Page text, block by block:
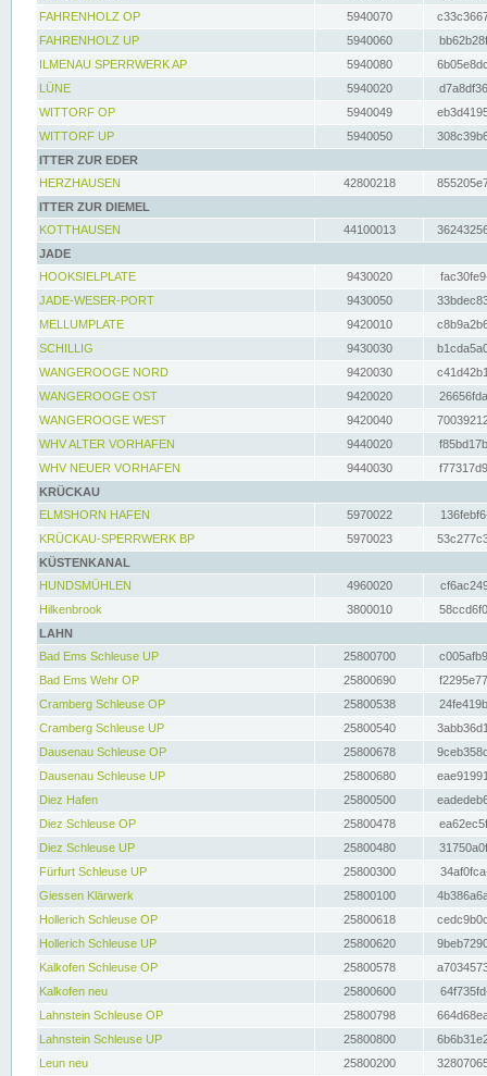
FAHRENHOLZ OP
5940070
FAHRENHOLZ UP
5940060
ILMENAU SPERRWERK AP
5940080
LÜNE
5940020
WITTORF OP
5940049
WITTORF UP
5940050
ITTER ZUR EDER
HERZHAUSEN
42800218
ITTER ZUR DIEMEL
KOTTHAUSEN
44100013
JADE
HOOKSIELPLATE
9430020
JADE-WESER-PORT
9430050
MELLUMPLATE
9420010
SCHILLIG
9430030
WANGEROOGE NORD
9420030
WANGEROOGE OST
9420020
WANGEROOGE WEST
9420040
WHV ALTER VORHAFEN
9440020
WHV NEUER VORHAFEN
9440030
KRÜCKAU
ELMSHORN HAFEN
5970022
KRÜCKAU-SPERRWERK BP
5970023
KÜSTENKANAL
HUNDSMÜHLEN
4960020
Hilkenbrook
3800010
LAHN
Bad Ems Schleuse UP
25800700
Bad Ems Wehr OP
25800690
Cramberg Schleuse OP
25800538
Cramberg Schleuse UP
25800540
Dausenau Schleuse OP
25800678
Dausenau Schleuse UP
25800680
Diez Hafen
25800500
Diez Schleuse OP
25800478
Diez Schleuse UP
25800480
Fürfurt Schleuse UP
25800300
Giessen Klärwerk
25800100
Hollerich Schleuse OP
25800618
Hollerich Schleuse UP
25800620
Kalkofen Schleuse OP
25800578
Kalkofen neu
25800600
Lahnstein Schleuse OP
25800798
Lahnstein Schleuse UP
25800800
Leun neu
25800200